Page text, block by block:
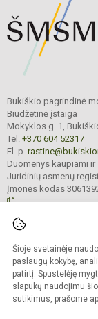
Šioje svetainėje
paslaugų kokybę,
patirtį. Spustelėję
slapukų naudojimu
sutikimus, prašome
Bukiškio pagrindinė
Biudžetinė įstaiga
Mokyklos g. 1,
Tel. +370 604 52317
El. p.
Duomenys kaupiami ir
Juridinių asmenų
Įmonės kodas
Kopijuoti turinį be
Sumanus